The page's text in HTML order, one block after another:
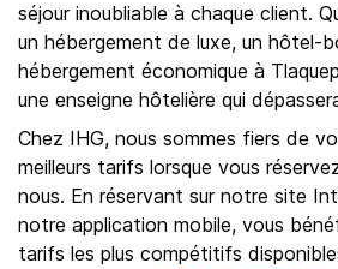
séjour inoubliable à chaque client.
un hébergement de luxe, un hôtel-
hébergement économique à
une enseigne hôtelière qui
Chez IHG, nous sommes fiers de
meilleurs tarifs lorsque vous
nous. En réservant sur notre site
notre application mobile, vous
tarifs les plus compétitifs